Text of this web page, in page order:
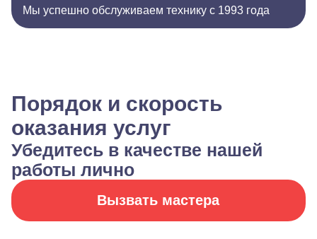
Мы успешно обслуживаем технику с 1993 года
Порядок и скорость
оказания услуг
Убедитесь в качестве нашей
работы лично
Вызвать мастера